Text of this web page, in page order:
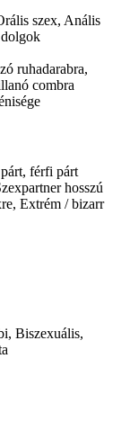
szex, Anális
dolgok
ruhadarabra,
combra
férfi párt
hosszú
Extrém / bizarr
Biszexuális,